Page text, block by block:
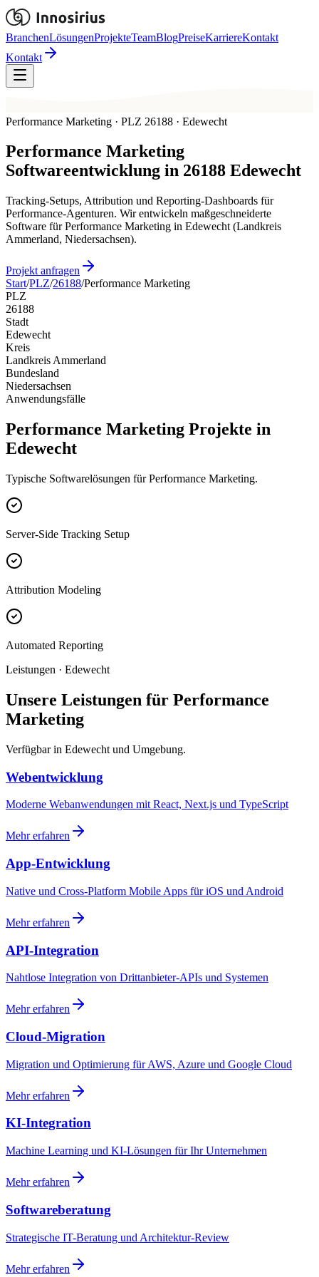
BranchenLösungenProjekteTeamBlogPreiseKarriereKontakt
Kontakt
Performance Marketing · PLZ 26188 · Edewecht
Performance Marketing
Softwareentwicklung in 26188 Edewecht
Tracking-Setups, Attribution und Reporting-Dashboards für
Performance-Agenturen. Wir entwickeln maßgeschneiderte
Software für Performance Marketing in Edewecht (Landkreis
Ammerland, Niedersachsen).
Projekt anfragen
Start/PLZ/26188/Performance Marketing
PLZ
26188
Stadt
Edewecht
Kreis
Landkreis Ammerland
Bundesland
Niedersachsen
Anwendungsfälle
Performance Marketing Projekte in
Edewecht
Typische Softwarelösungen für Performance Marketing.
Server-Side Tracking Setup
Attribution Modeling
Automated Reporting
Leistungen · Edewecht
Unsere Leistungen für Performance
Marketing
Verfügbar in Edewecht und Umgebung.
Webentwicklung
Moderne Webanwendungen mit React, Next.js und TypeScript
Mehr erfahren
App-Entwicklung
Native und Cross-Platform Mobile Apps für iOS und Android
Mehr erfahren
API-Integration
Nahtlose Integration von Drittanbieter-APIs und Systemen
Mehr erfahren
Cloud-Migration
Migration und Optimierung für AWS, Azure und Google Cloud
Mehr erfahren
KI-Integration
Machine Learning und KI-Lösungen für Ihr Unternehmen
Mehr erfahren
Softwareberatung
Strategische IT-Beratung und Architektur-Review
Mehr erfahren